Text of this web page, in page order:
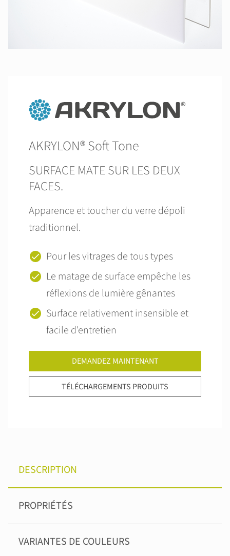
AKRYLON® Soft Tone
SURFACE MATE SUR LES DEUX
FACES.
Apparence et toucher du verre dépoli
traditionnel.
Pour les vitrages de tous types
Le matage de surface empêche les
réflexions de lumière gênantes
Surface relativement insensible et
facile d'entretien
DEMANDEZ MAINTENANT
TÉLÉCHARGEMENTS PRODUITS
DESCRIPTION
PROPRIÉTÉS
VARIANTES DE COULEURS